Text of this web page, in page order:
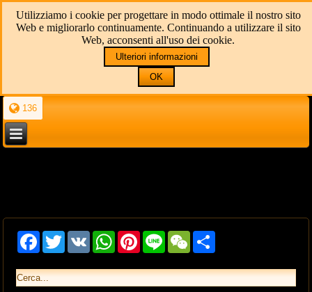
Utilizziamo i cookie per progettare in modo ottimale il nostro sito
Web e migliorarlo continuamente. Continuando a utilizzare il sito
Web, acconsenti all'uso dei cookie.
Ulteriori informazioni
OK
136
Facebook
Twitter VK WhatsAppPinterestLine WeChat